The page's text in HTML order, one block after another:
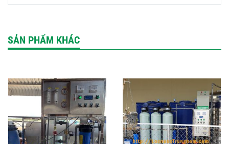
SẢN PHẨM KHÁC